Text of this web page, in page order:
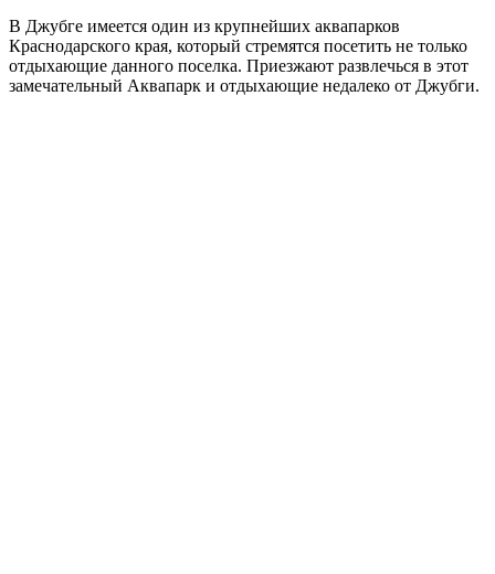
В Джубге имеется один из крупнейших аквапарков
Краснодарского края, который стремятся посетить не только
отдыхающие данного поселка. Приезжают развлечься в этот
замечательный Аквапарк и отдыхающие недалеко от Джубги.